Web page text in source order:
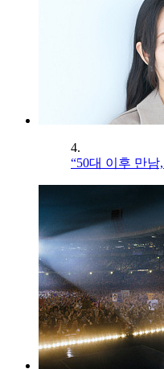
4.
“50대 이후 만남